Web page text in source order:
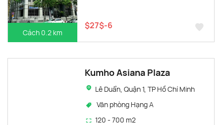
Cách 0.2 km
$27$-6
Kumho Asiana Plaza
Lê Duẩn, Quận 1, TP Hồ Chí Minh
Văn phòng Hạng A
120 - 700 m2